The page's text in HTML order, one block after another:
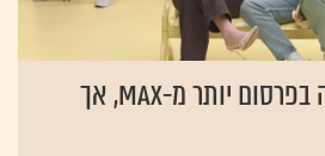
פליי קארד השקיעה בפרסום יותר מ-MAX, אך